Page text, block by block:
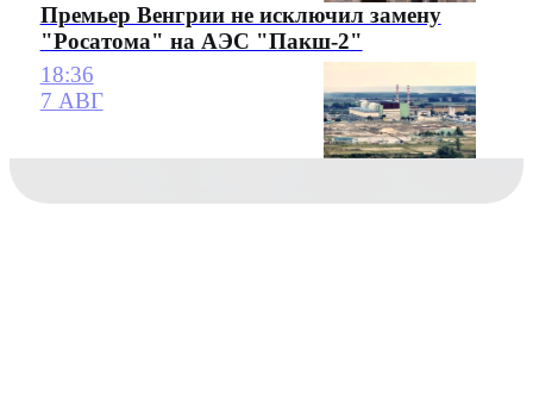
Премьер Венгрии не исключил замену
"Росатома" на АЭС "Пакш-2"
18:36
7 АВГ